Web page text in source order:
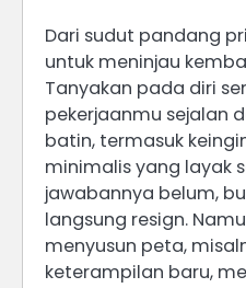
Dari sudut pandang
untuk meninjau
Tanyakan pada diri
pekerjaanmu sejalan
batin, termasuk
minimalis yang layak
jawabannya belum,
langsung resign.
menyusun peta,
keterampilan baru,